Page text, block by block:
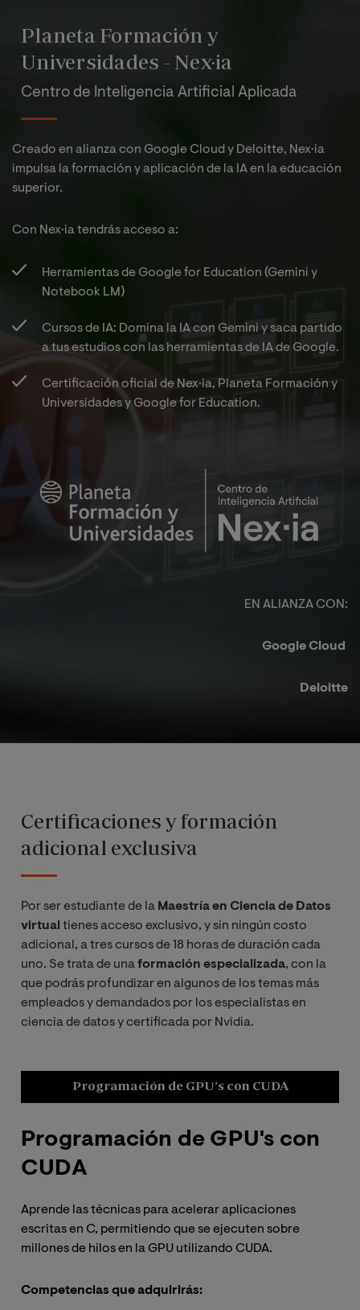
Planeta Formación y
Universidades - Nex·ia
Centro de Inteligencia Artificial Aplicada
Creado en alianza con Google Cloud y Deloitte, Nex·ia
impulsa la formación y aplicación de la IA en la educación
superior.
Con Nex·ia tendrás acceso a:​
Herramientas de Google for Education (Gemini y
Notebook LM)​
Cursos de IA: Domina la IA con Gemini y saca partido
a tus estudios con las herramientas de IA de Google.​
Certificación oficial de Nex·ia, Planeta Formación y
Universidades y Google for Education.​
EN ALIANZA CON:​
Google Cloud ​
Deloitte​
Certificaciones y formación
adicional exclusiva
Por ser estudiante de la Maestría en Ciencia de Datos
virtual tienes acceso exclusivo, y sin ningún costo
adicional, a tres cursos de 18 horas de duración cada
uno. Se trata de unaformación especializada, con la
que podrás profundizar en algunos de los temas más
empleados y demandados por los especialistas en
ciencia de datos y certificada por Nvidia.
Programación de GPU's con CUDA
Programación de GPU's con
CUDA
Aprende las técnicas para acelerar aplicaciones
escritas en C, permitiendo que se ejecuten sobre
millones de hilos en la GPU utilizando CUDA.
Competencias que adquirirás: